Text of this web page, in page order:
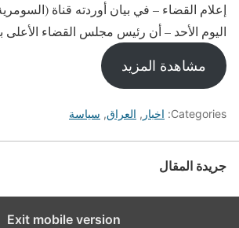
إعلام القضاء – في بيان أوردته قناة (السومرية
اليوم الأحد – أن رئيس مجلس القضاء الأعلى
مشاهدة المزيد
Categories: اخبار , العراق, سياسة
جريدة المقال
Exit mobile version